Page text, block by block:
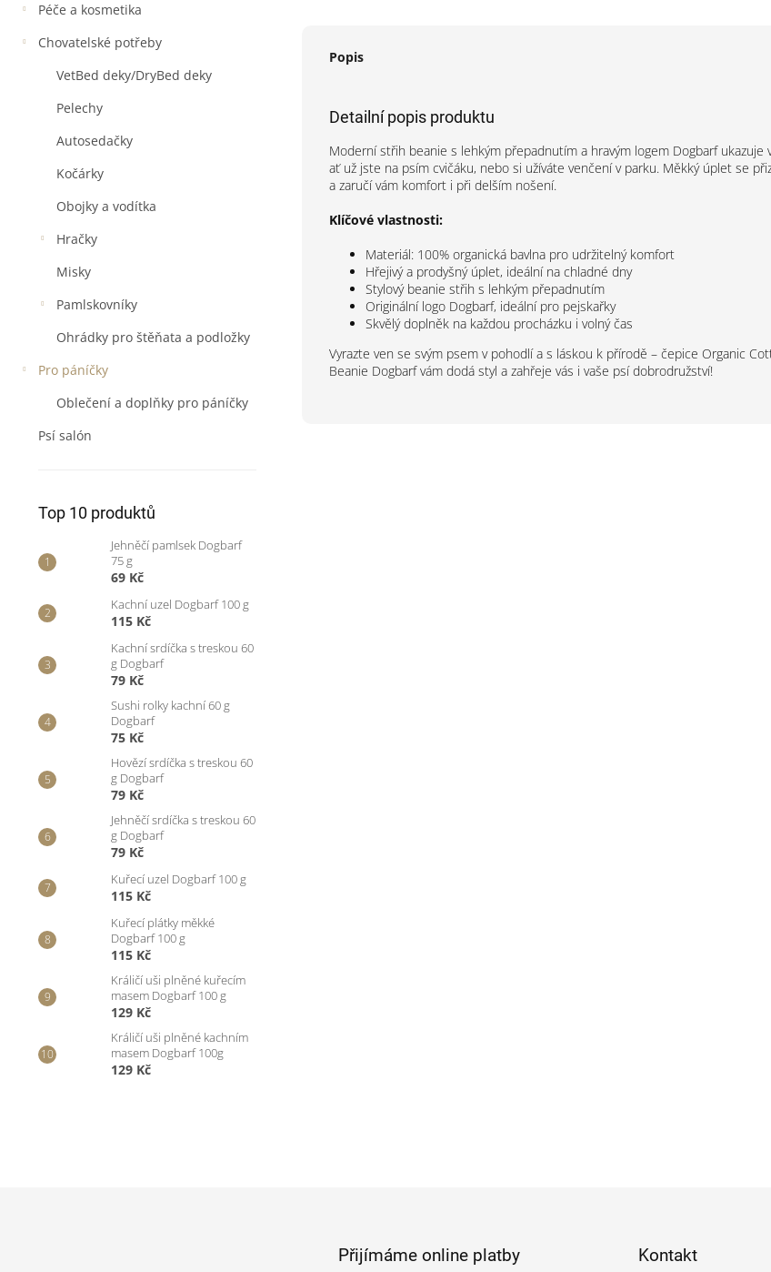
Péče a kosmetika
Chovatelské potřeby
VetBed deky/DryBed deky
Pelechy
Autosedačky
Kočárky
Obojky a vodítka
Hračky
Misky
Pamlskovníky
Ohrádky pro štěňata a podložky
Pro páníčky
Oblečení a doplňky pro páníčky
Psí salón
Top 10 produktů
Jehněčí pamlsek Dogbarf
75 g
69 Kč
Kachní uzel Dogbarf 100 g
115 Kč
Kachní srdíčka s treskou 60
g Dogbarf
79 Kč
Sushi rolky kachní 60 g
Dogbarf
75 Kč
Hovězí srdíčka s treskou 60
g Dogbarf
79 Kč
Jehněčí srdíčka s treskou 60
g Dogbarf
79 Kč
Kuřecí uzel Dogbarf 100 g
115 Kč
Kuřecí plátky měkké
Dogbarf 100 g
115 Kč
Králičí uši plněné kuřecím
masem Dogbarf 100 g
129 Kč
Králičí uši plněné kachním
masem Dogbarf 100g
129 Kč
Popis
Detailní popis produktu
Moderní střih beanie s lehkým přepadnutím a hravým logem Dogbarf ukazuje
ať už jste na psím cvičáku, nebo si užíváte venčení v parku. Měkký úplet se
a zaručí vám komfort i při delším nošení.
Klíčové vlastnosti:
Materiál: 100% organická bavlna pro udržitelný komfort
Hřejivý a prodyšný úplet, ideální na chladné dny
Stylový beanie střih s lehkým přepadnutím
Originální logo Dogbarf, ideální pro pejskařky
Skvělý doplněk na každou procházku i volný čas
Vyrazte ven se svým psem v pohodlí a s láskou k přírodě – čepice Organic
Beanie Dogbarf vám dodá styl a zahřeje vás i vaše psí dobrodružství!
Přijímáme online platby Kontakt